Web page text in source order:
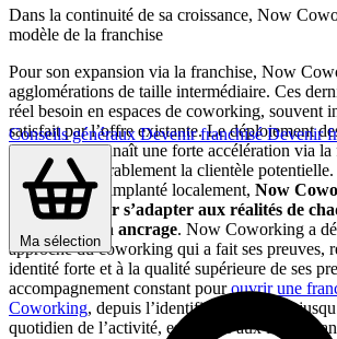
Conseils générauxDevenir franchiséDevenir
Ma sélection
Dans la continuité de sa croissance, Now
modèle de la franchise
Pour son expansion via la franchise, Now
agglomérations de taille intermédiaire. Ces
réel besoin en espaces de coworking, souvent
satisfait par l’offre existante. Le déploiement
coworking connaît une forte accélération via la
élargit considérablement la clientèle
de partenaires implanté localement, Now
approche pour s’adapter aux réalités de
consolider son ancrage. Now Coworking a
approche du coworking qui a fait ses preuves,
identité forte et à la qualité supérieure de ses
accompagnement constant pourouvrir une
Coworking, depuis l’identification du site
quotidien de l’activité, est assuré aux futurs